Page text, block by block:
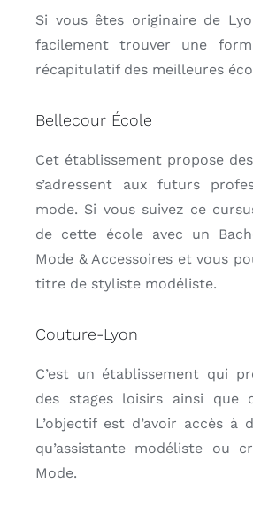
Si vous êtes originaire de
facilement trouver une
récapitulatif des meilleures
Bellecour École
Cet établissement propose
s’adressent aux futurs
mode. Si vous suivez ce
de cette école avec un
Mode & Accessoires et vous
titre de styliste modéliste.
Couture-Lyon
C’est un établissement qui
des stages loisirs ainsi que
L’objectif est d’avoir accès à
qu’assistante modéliste ou
Mode.